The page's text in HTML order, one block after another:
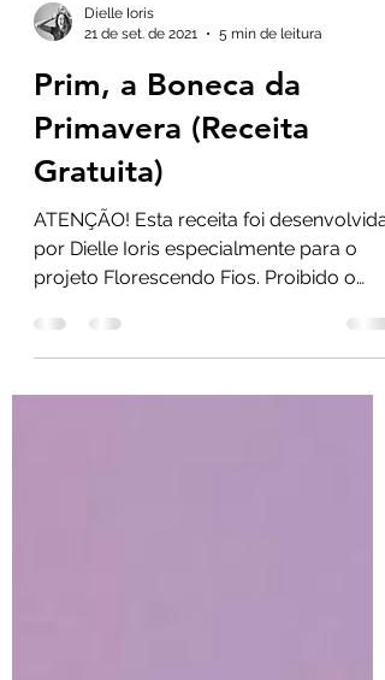
21 de set. de 2021
5 min de leitura
Prim, a Boneca da
Primavera (Receita
Gratuita)
ATENÇÃO! Esta receita foi desenvolvida
por Dielle Ioris especialmente para o